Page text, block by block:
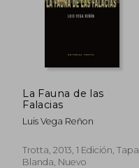
La Fauna de las
Falacias
Luis Vega Reñon
Trotta, 2013, 1 Edición, Tapa
Blanda, Nuevo